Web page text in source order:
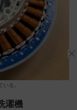
る。
濯機